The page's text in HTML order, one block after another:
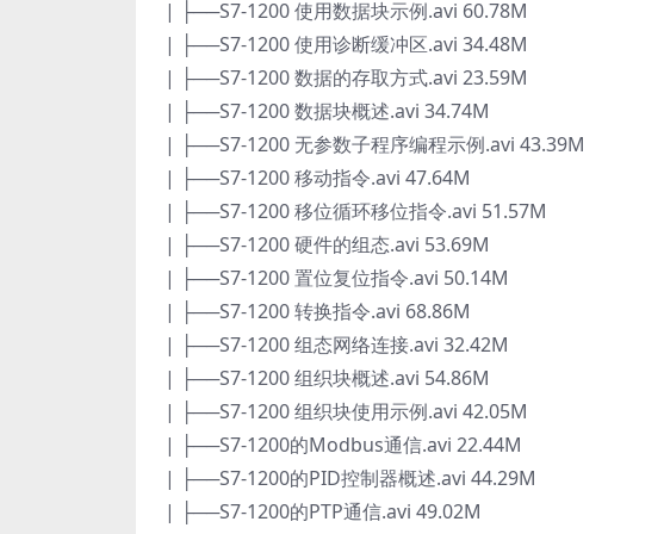
| ├──S7-1200 使用数据块示例.avi 60.78M
| ├──S7-1200 使用诊断缓冲区.avi 34.48M
| ├──S7-1200 数据的存取方式.avi 23.59M
| ├──S7-1200 数据块概述.avi 34.74M
| ├──S7-1200 无参数子程序编程示例.avi 43.39M
| ├──S7-1200 移动指令.avi 47.64M
| ├──S7-1200 移位循环移位指令.avi 51.57M
| ├──S7-1200 硬件的组态.avi 53.69M
| ├──S7-1200 置位复位指令.avi 50.14M
| ├──S7-1200 转换指令.avi 68.86M
| ├──S7-1200 组态网络连接.avi 32.42M
| ├──S7-1200 组织块概述.avi 54.86M
| ├──S7-1200 组织块使用示例.avi 42.05M
| ├──S7-1200的Modbus通信.avi 22.44M
| ├──S7-1200的PID控制器概述.avi 44.29M
| ├──S7-1200的PTP通信.avi 49.02M